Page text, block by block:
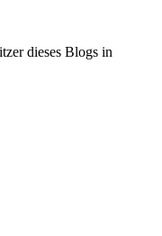
dieses Blogs in